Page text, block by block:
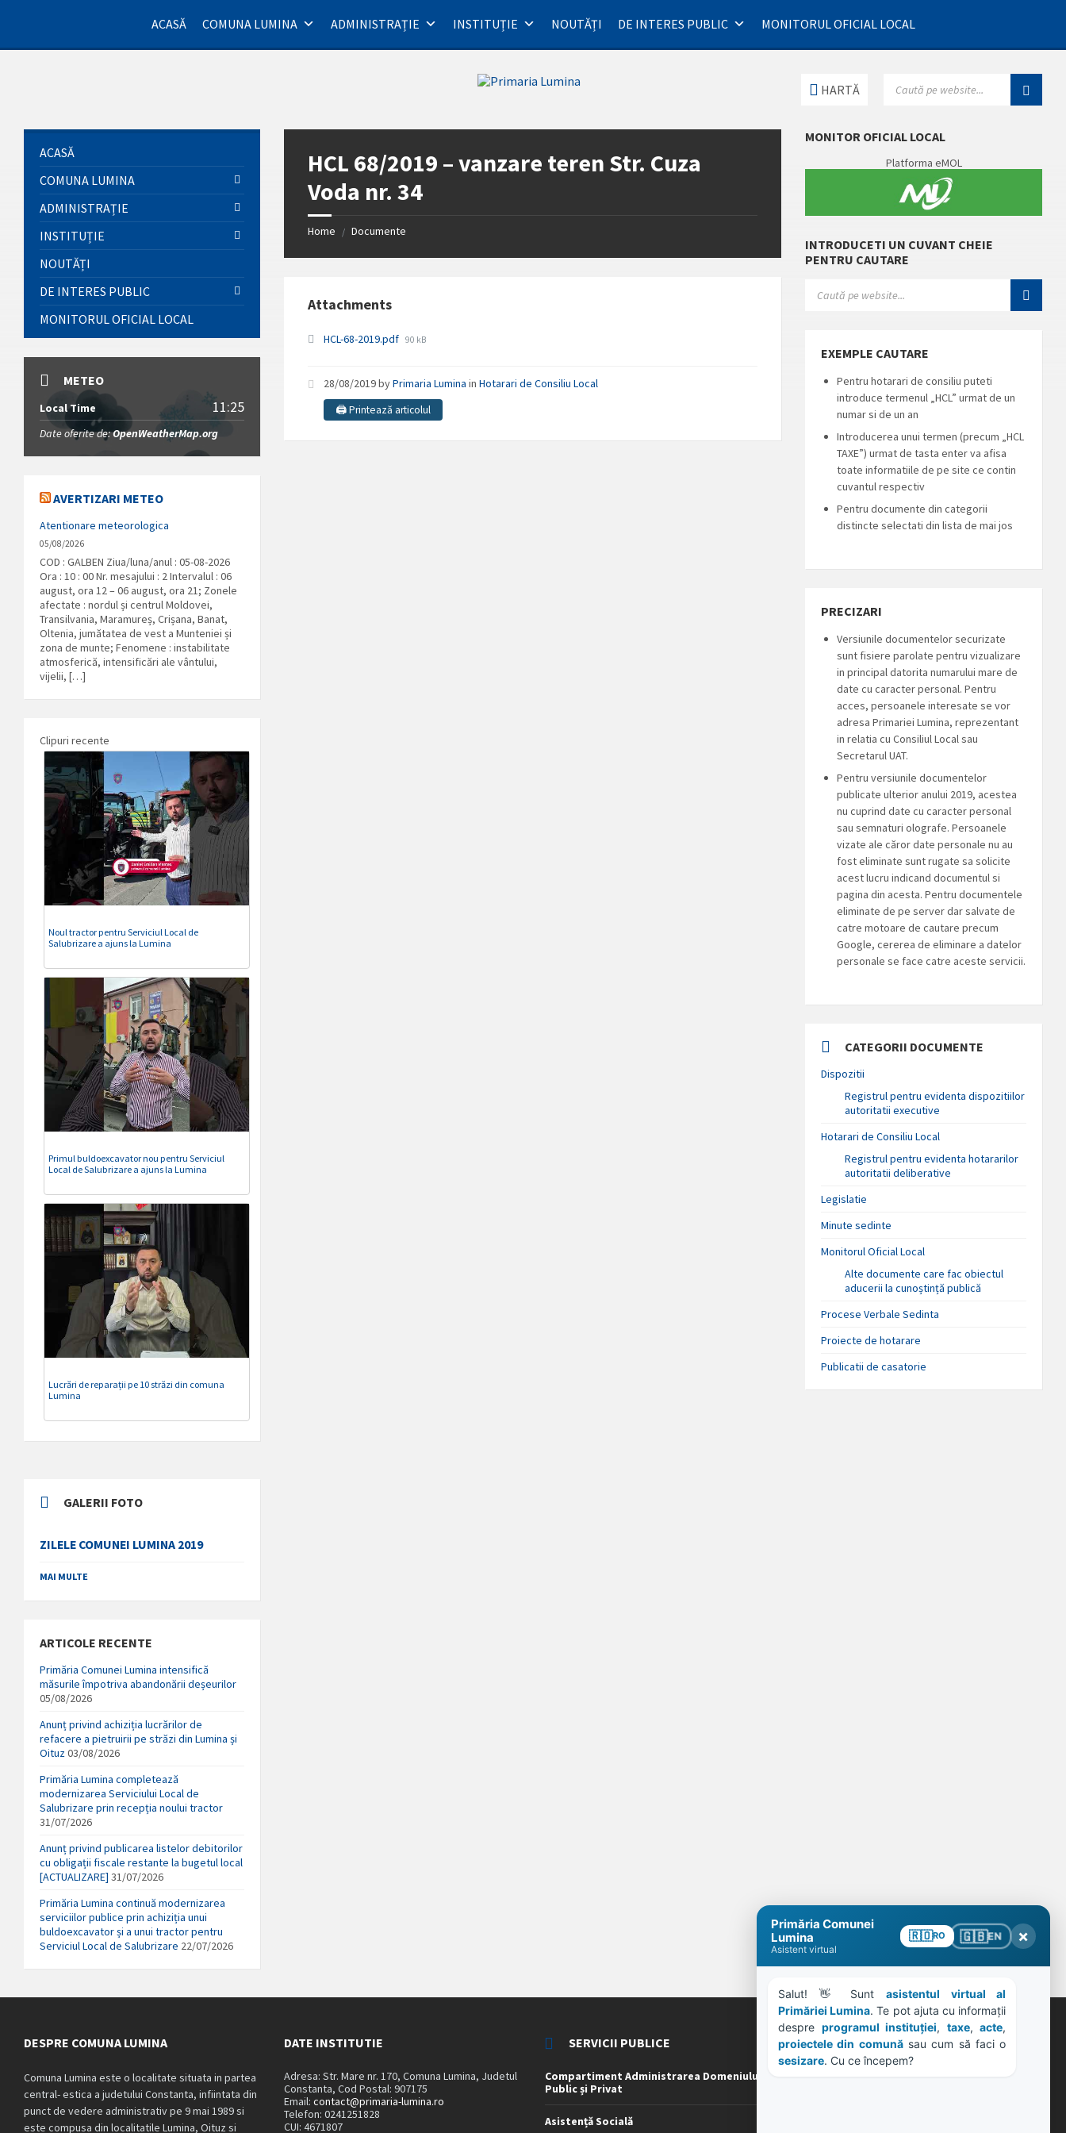
sidebar
sidebar
ACASĂ COMUNA LUMINA ADMINISTRAȚIE INSTITUȚIE NOUTĂȚI DE INTERES PUBLIC MONITORUL OFICIAL LOCAL
HARTĂ
HCL 68/2019 – vanzare teren Str. Cuza
Voda nr. 34
Home / Documente
Attachments
HCL-68-2019.pdf File
90 kB
28/08/2019byPrimaria Lumina inHotarari de Consiliu Local
🖨️ Printează articolul
ACASĂ
COMUNA LUMINA
ADMINISTRAȚIE
INSTITUȚIE
NOUTĂȚI
DE INTERES PUBLIC
MONITORUL OFICIAL LOCAL
METEO
Local Time 11:25
Date oferite de:OpenWeatherMap.org
AVERTIZARI METEO
Atentionare meteorologica
05/08/2026
COD : GALBEN Ziua/luna/anul : 05-08-2026
Ora : 10 : 00 Nr. mesajului : 2 Intervalul : 06
august, ora 12 – 06 august, ora 21; Zonele
afectate : nordul și centrul Moldovei,
Transilvania, Maramureș, Crișana, Banat,
Oltenia, jumătatea de vest a Munteniei și
zona de munte; Fenomene : instabilitate
atmosferică, intensificări ale vântului,
vijelii, […]
Clipuri recente
Noul tractor pentru Serviciul Local de
Salubrizare a ajuns la Lumina
Primul buldoexcavator nou pentru Serviciul
Local de Salubrizare a ajuns la Lumina
Lucrări de reparații pe 10 străzi din comuna
Lumina
GALERII FOTO
ZILELE COMUNEI LUMINA 2019
MAI MULTE
ARTICOLE RECENTE
Primăria Comunei Lumina intensifică
măsurile împotriva abandonării deșeurilor
05/08/2026
Anunț privind achiziția lucrărilor de
refacere a pietruirii pe străzi din Lumina și
Oituz 03/08/2026
Primăria Lumina completează
modernizarea Serviciului Local de
Salubrizare prin recepția noului tractor
31/07/2026
Anunț privind publicarea listelor debitorilor
cu obligații fiscale restante la bugetul local
[ACTUALIZARE] 31/07/2026
Primăria Lumina continuă modernizarea
serviciilor publice prin achiziția unui
buldoexcavator și a unui tractor pentru
Serviciul Local de Salubrizare 22/07/2026
MONITOR OFICIAL LOCAL
Platforma eMOL
INTRODUCETI UN CUVANT CHEIE
PENTRU CAUTARE
EXEMPLE CAUTARE
Pentru hotarari de consiliu puteti
introduce termenul „HCL” urmat de un
numar si de un an
Introducerea unui termen (precum „HCL
TAXE”) urmat de tasta enter va afisa
toate informatiile de pe site ce contin
cuvantul respectiv
Pentru documente din categorii
distincte selectati din lista de mai jos
PRECIZARI
Versiunile documentelor securizate
sunt fisiere parolate pentru vizualizare
in principal datorita numarului mare de
date cu caracter personal. Pentru
acces, persoanele interesate se vor
adresa Primariei Lumina, reprezentant
in relatia cu Consiliul Local sau
Secretarul UAT.
Pentru versiunile documentelor
publicate ulterior anului 2019, acestea
nu cuprind date cu caracter personal
sau semnaturi olografe. Persoanele
vizate ale căror date personale nu au
fost eliminate sunt rugate sa solicite
acest lucru indicand documentul si
pagina din acesta. Pentru documentele
eliminate de pe server dar salvate de
catre motoare de cautare precum
Google, cererea de eliminare a datelor
personale se face catre aceste servicii.
CATEGORII DOCUMENTE
Dispozitii
Registrul pentru evidenta dispozitiilor
autoritatii executive
Hotarari de Consiliu Local
Registrul pentru evidenta hotararilor
autoritatii deliberative
Legislatie
Minute sedinte
Monitorul Oficial Local
Alte documente care fac obiectul
aducerii la cunoștință publică
Procese Verbale Sedinta
Proiecte de hotarare
Publicatii de casatorie
DESPRE COMUNA LUMINA
Comuna Lumina este o localitate situata in partea
central- estica a judetului Constanta, infiintata din
punct de vedere administrativ pe 9 mai 1989 si
este compusa din localitatile Lumina, Oituz si
DATE INSTITUTIE
Adresa: Str. Mare nr. 170, Comuna Lumina, Judetul
Constanta, Cod Postal: 907175
Email:contact@primaria-lumina.ro
Telefon: 0241251828
CUI: 4671807
SERVICII PUBLICE
Compartiment Administrarea Domeniului
Public și Privat
Asistență Socială
ORE DE LUCRU
Primăria Comunei
Lumina
Asistent virtual
🇷🇴RO 🇬🇧EN ×
Salut! 👋 Sunt asistentul virtual al
Primăriei Lumina. Te pot ajuta cu informații
despre programul instituției, taxe, acte
proiectele din comună
sesizare. Cu ce începem?